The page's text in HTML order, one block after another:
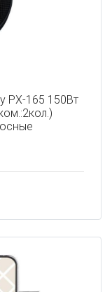
PX-165 150Вт